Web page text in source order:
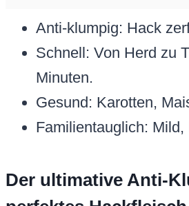
Anti-klumpig: Hack
Schnell: Von Herd zu
Minuten.
Gesund: Karotten,
Familientauglich: Mild,
Der ultimative Anti-